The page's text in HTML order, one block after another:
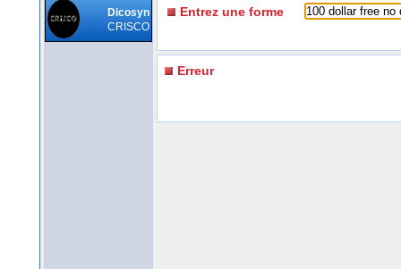
Dicosyn
CRISCO
Entrez une forme
Erreur